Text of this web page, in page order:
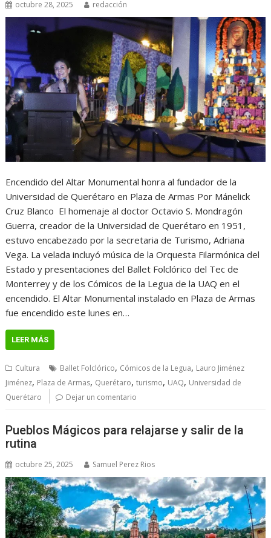
octubre 28, 2025 redacción
Encendido del Altar Monumental honra al fundador de la
Universidad de Querétaro en Plaza de Armas Por Mánelick
Cruz Blanco El homenaje al doctor Octavio S. Mondragón
Guerra, creador de la Universidad de Querétaro en 1951,
estuvo encabezado por la secretaria de Turismo, Adriana
Vega. La velada incluyó música de la Orquesta Filarmónica del
Estado y presentaciones del Ballet Folclórico del Tec de
Monterrey y de los Cómicos de la Legua de la UAQ en el
encendido. El Altar Monumental instalado en Plaza de Armas
fue encendido este lunes en…
LEER MÁS
Cultura Ballet Folclórico, Cómicos de la Legua, Lauro Jiménez
Jiménez, Plaza de Armas, Querétaro,turismo, UAQ, Universidad de
Querétaro
Dejar un comentario
Pueblos Mágicos para relajarse y salir de la
rutina
octubre 25, 2025 Samuel Perez Rios